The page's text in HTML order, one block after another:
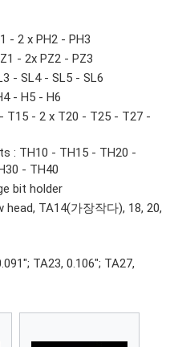
- 2 x PH2 - PH3
- 2x PZ2 - PZ3
- SL4 - SL5 - SL6
- H5 - H6
T15 - 2 x T20 - T25 - T27 -
: TH10 - TH15 - TH20 -
- TH40
bit holder
TA14(가장작다), 18, 20,
TA23, 0.106″; TA27,